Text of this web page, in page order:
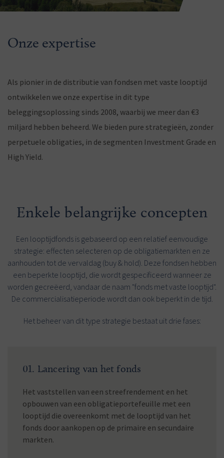
Onze expertise
Als pionier in de distributie van fondsen met vaste looptijd
ontwikkelen we onze expertise in dit type
beleggingsoplossing sinds 2008, waarbij we meer dan €3
miljard hebben beheerd. We bieden pure strategieën, zonder
perpetuele obligaties, in de segmenten Investment Grade en
High Yield.
Enkele belangrijke concepten
Een looptijdfonds is gebaseerd op een relatief eenvoudige
strategie: effecten selecteren op de obligatiemarkten en ze
aanhouden tot de vervaldag (buy & hold). Deze fondsen hebben
een beperkte looptijd, die wordt gespecificeerd wanneer ze
worden gecreëerd, vandaar de naam "fonds met vaste looptijd".
De commercialisatieperiode wordt dan ook beperkt in de tijd.
Het beheer van dit type strategie bestaat uit drie fases:
01. Lancering van het fonds
Het vaststellen van een streefrendement en het
opbouwen van een obligatieportefeuille met een
looptijd die overeenkomt met de looptijd van het
fonds door aankopen op de primaire en secundaire
markten.